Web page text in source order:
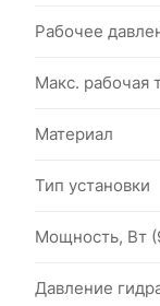
Рабочее
Макс. рабочая
Материал
Тип установки
Мощность, Вт
Давление